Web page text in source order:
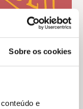
Sobre os cookies
e